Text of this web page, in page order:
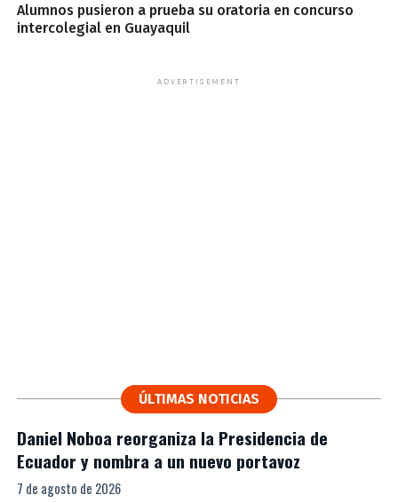
Alumnos pusieron a prueba su oratoria en concurso
intercolegial en Guayaquil
ADVERTISEMENT
ÚLTIMAS NOTICIAS
Daniel Noboa reorganiza la Presidencia de
Ecuador y nombra a un nuevo portavoz
7 de agosto de 2026